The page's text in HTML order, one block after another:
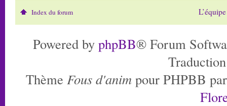
Index du forum
Powered by phpBB® Forum
Thème Fous d'anim pour PHPBB